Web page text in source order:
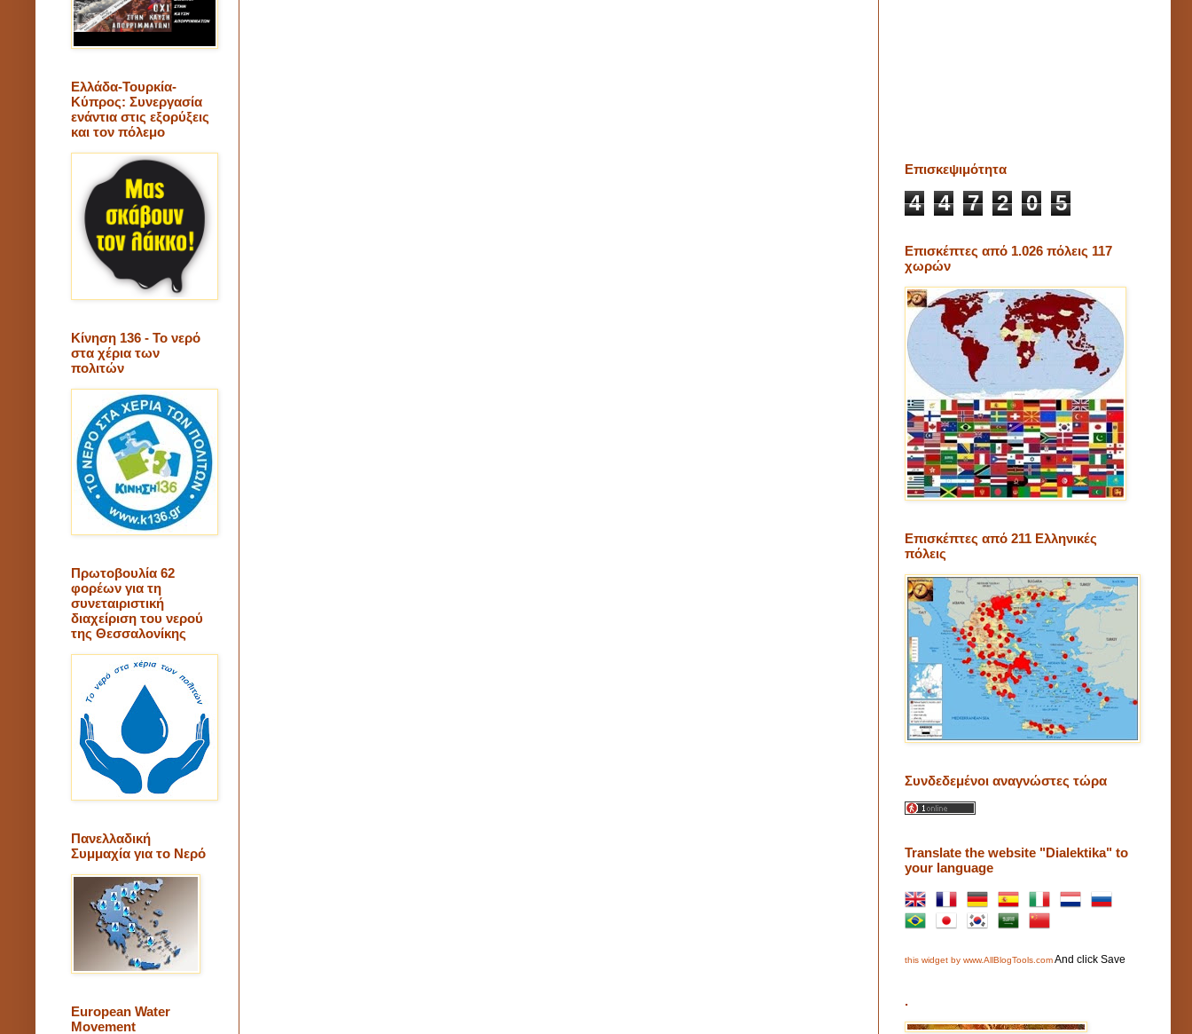
Ελλάδα-Τουρκία-
Κύπρος: Συνεργασία
ενάντια στις εξορύξεις
και τον πόλεμο
Κίνηση 136 - Το νερό
στα χέρια των
πολιτών
Πρωτοβουλία 62
φορέων για τη
συνεταιριστική
διαχείριση του νερού
της Θεσσαλονίκης
Πανελλαδική
Συμμαχία για το Νερό
European Water
Movement
Επισκεψιμότητα
4 4 7 2 0 5
Επισκέπτες από 1.026 πόλεις 117
χωρών
Επισκέπτες από 211 Ελληνικές
πόλεις
Συνδεδεμένοι αναγνώστες τώρα
Translate the website "Dialektika" to
your language
this widget by www.AllBlogTools.comAnd click Save
.